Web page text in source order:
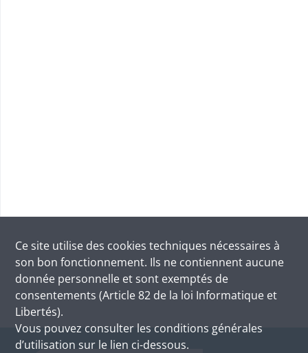
Ce site utilise des cookies techniques nécessaires à
son bon fonctionnement. Ils ne contiennent aucune
donnée personnelle et sont exemptés de
consentements (Article 82 de la loi Informatique et
Libertés).
Vous pouvez consulter les conditions générales
d’utilisation sur le lien ci-dessous.